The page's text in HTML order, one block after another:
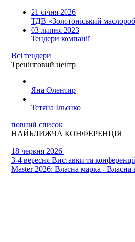
21 січня 2026
ТДВ «Золотоніський
03 липня 2023
Тендери компанії
Всі тендери
Тренінговий центр
Яна Олентир
Тетяна Ільєнко
повний список
НАЙБЛИЖЧА КОНФЕРЕНЦІЯ
18 червня 2026 |
3-4 вересня Виставки та
Master-2026: Власна марка - Власна